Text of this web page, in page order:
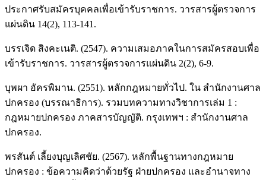
ประกาศรับสมัครบุคคลเพื่อเข้ารับราชการ. วารสารผู้ตรวจการ
แผ่นดิน 14(2), 113-141.
บรรเจิด สิงคะเนติ. (2547). ความเสมอภาคในการสมัครสอบเพื่อ
เข้ารับราชการ. วารสารผู้ตรวจการแผ่นดิน 2(2), 6-9.
บุพผา อัครพิมาน. (2551). หลักกฎหมายทั่วไป. ใน สำนักงานศาล
ปกครอง (บรรณาธิการ). รวมบทความทางวิชาการเล่ม 1 :
กฎหมายปกครอง ภาคสารบัญญัติ. กรุงเทพฯ : สำนักงานศาล
ปกครอง.
พรสันต์ เลี้ยงบุญเลิศชัย. (2567). หลักพื้นฐานทางกฎหมาย
ปกครอง : ข้อความคิดว่าด้วยรัฐ ฝ่ายปกครอง และอำนาจทาง